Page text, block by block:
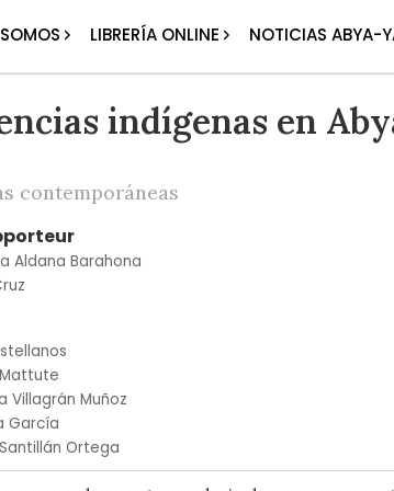
LIBRERÍA ONLINE NOTICIAS ABYA-
indígenas en
contemporáneas
Aldana Barahona
Villagrán Muñoz
García
Ortega